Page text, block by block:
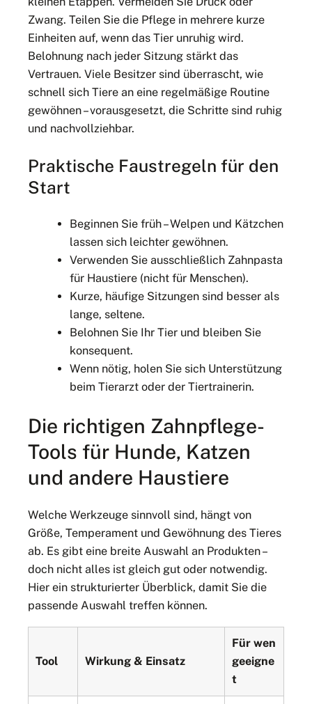
Zwang. Teilen Sie die Pflege in mehrere kurze
Einheiten auf, wenn das Tier unruhig wird.
Belohnung nach jeder Sitzung stärkt das
Vertrauen. Viele Besitzer sind überrascht, wie
schnell sich Tiere an eine regelmäßige Routine
gewöhnen – vorausgesetzt, die Schritte sind ruhig
und nachvollziehbar.
Praktische Faustregeln für den
Start
Beginnen Sie früh – Welpen und Kätzchen
lassen sich leichter gewöhnen.
Verwenden Sie ausschließlich Zahnpasta
für Haustiere (nicht für Menschen).
Kurze, häufige Sitzungen sind besser als
lange, seltene.
Belohnen Sie Ihr Tier und bleiben Sie
konsequent.
Wenn nötig, holen Sie sich Unterstützung
beim Tierarzt oder der Tiertrainerin.
Die richtigen Zahnpflege-
Tools für Hunde, Katzen
und andere Haustiere
Welche Werkzeuge sinnvoll sind, hängt von
Größe, Temperament und Gewöhnung des Tieres
ab. Es gibt eine breite Auswahl an Produkten –
doch nicht alles ist gleich gut oder notwendig.
Hier ein strukturierter Überblick, damit Sie die
passende Auswahl treffen können.
Tool Wirkung & Einsatz
Für wen
geeigne
t